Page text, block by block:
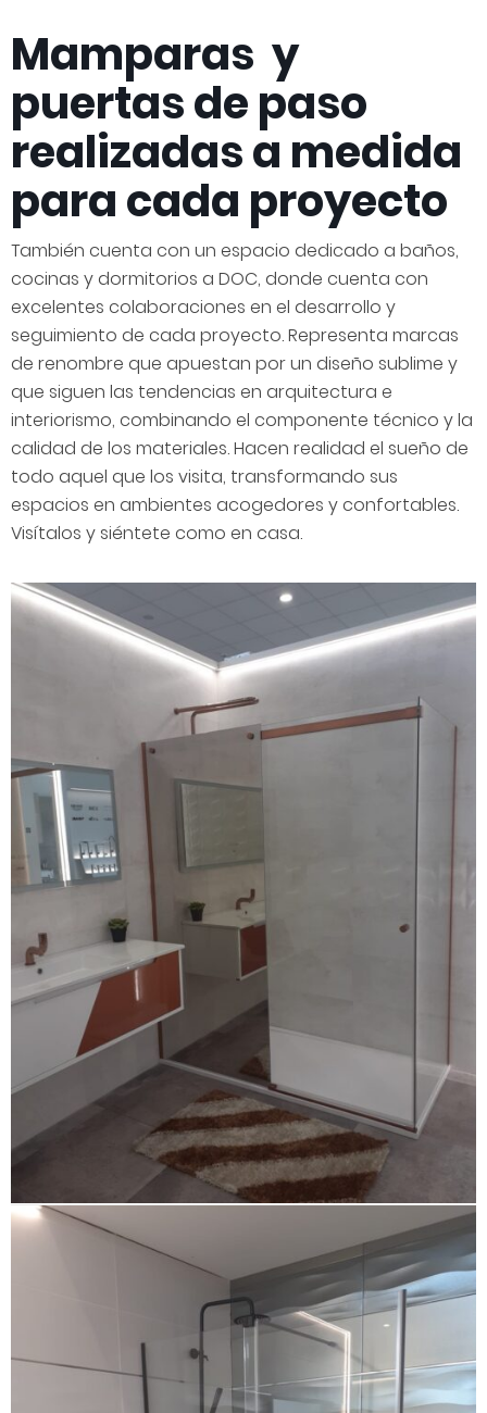
Mamparas y
puertas de paso
realizadas a medida
para cada proyecto
También cuenta con un espacio dedicado a baños,
cocinas y dormitorios a DOC, donde cuenta con
excelentes colaboraciones en el desarrollo y
seguimiento de cada proyecto. Representa marcas
de renombre que apuestan por un diseño sublime y
que siguen las tendencias en arquitectura e
interiorismo, combinando el componente técnico y la
calidad de los materiales. Hacen realidad el sueño de
todo aquel que los visita, transformando sus
espacios en ambientes acogedores y confortables.
Visítalos y siéntete como en casa.